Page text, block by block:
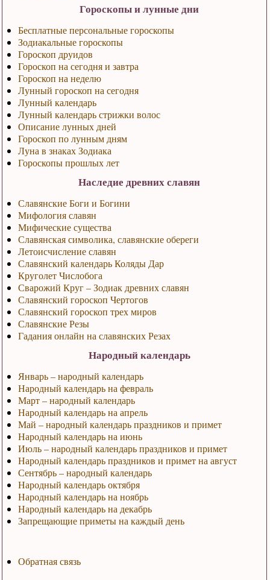
Гороскопы и лунные дни
Бесплатные персональные гороскопы
Зодиакальные гороскопы
Гороскоп друидов
Гороскоп на сегодня и завтра
Гороскоп на неделю
Лунный гороскоп на сегодня
Лунный календарь
Лунный календарь стрижки волос
Описание лунных дней
Гороскоп по лунным дням
Луна в знаках Зодиака
Гороскопы прошлых лет
Наследие древних славян
Славянские Боги и Богини
Мифология славян
Мифические существа
Славянская символика, славянские обереги
Летоисчисление славян
Славянский календарь Коляды Дар
Круголет Числобога
Сварожий Круг – Зодиак древних славян
Славянский гороскоп Чертогов
Славянский гороскоп трех миров
Славянские Резы
Гадания онлайн на славянских Резах
Народный календарь
Январь – народный календарь
Народный календарь на февраль
Март – народный календарь
Народный календарь на апрель
Май – народный календарь праздников и примет
Народный календарь на июнь
Июль – народный календарь праздников и примет
Народный календарь праздников и примет на август
Сентябрь – народный календарь
Народный календарь октября
Народный календарь на ноябрь
Народный календарь на декабрь
Запрещающие приметы на каждый день
Обратная связь